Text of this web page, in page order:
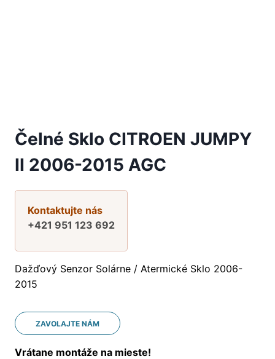
Čelné Sklo CITROEN JUMPY
II 2006-2015 AGC
Kontaktujte nás
+421 951 123 692
Dažďový Senzor Solárne / Atermické Sklo 2006-
2015
ZAVOLAJTE NÁM
Vrátane montáže na mieste!